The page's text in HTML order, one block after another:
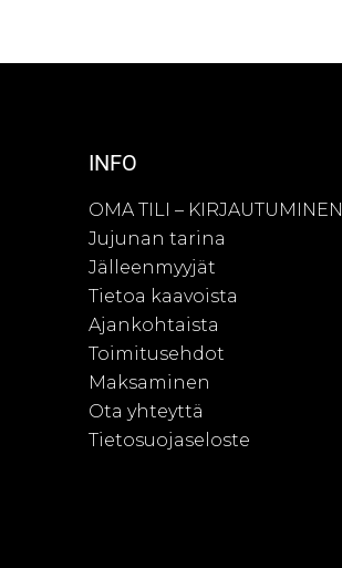
INFO
OMA TILI – KIRJAUTUMINEN
Jujunan tarina
Jälleenmyyjät
Tietoa kaavoista
Ajankohtaista
Toimitusehdot
Maksaminen
Ota yhteyttä
Tietosuojaseloste